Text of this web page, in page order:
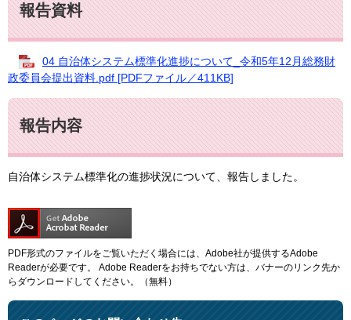
報告資料
04 自治体システム標準化進捗について_令和5年12月総務財
政委員会提出資料.pdf [PDFファイル／411KB]
報告内容
自治体システム標準化の進捗状況について、報告しました。
PDF形式のファイルをご覧いただく場合には、Adobe社が提供するAdobe
Readerが必要です。
Adobe Readerをお持ちでない方は、バナーのリンク先か
らダウンロードしてください。（無料）